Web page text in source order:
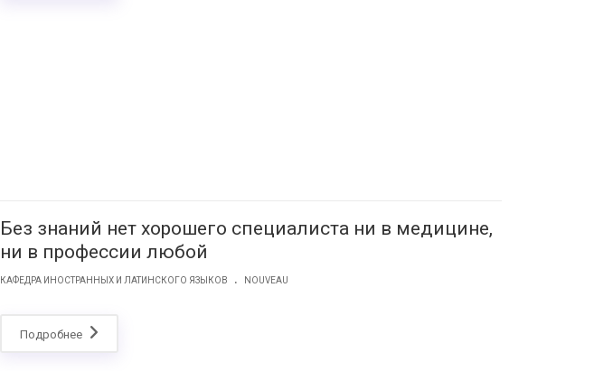
Без знаний нет хорошего специалиста ни в медицине,
ни в профессии любой
КАФЕДРА ИНОСТРАННЫХ И ЛАТИНСКОГО ЯЗЫКОВ . NOUVEAU
Подробнее